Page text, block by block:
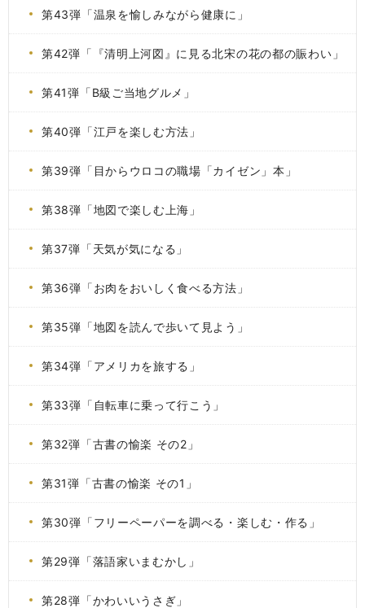
第43弾「温泉を愉しみながら健康に」
第42弾「『清明上河図』に見る北宋の花の都の賑わい」
第41弾「B級ご当地グルメ」
第40弾「江戸を楽しむ方法」
第39弾「目からウロコの職場「カイゼン」本」
第38弾「地図で楽しむ上海」
第37弾「天気が気になる」
第36弾「お肉をおいしく食べる方法」
第35弾「地図を読んで歩いて見よう」
第34弾「アメリカを旅する」
第33弾「自転車に乗って行こう」
第32弾「古書の愉楽 その2」
第31弾「古書の愉楽 その1」
第30弾「フリーペーパーを調べる・楽しむ・作る」
第29弾「落語家いまむかし」
第28弾「かわいいうさぎ」